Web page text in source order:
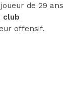
de 29 ans
club
offensif.